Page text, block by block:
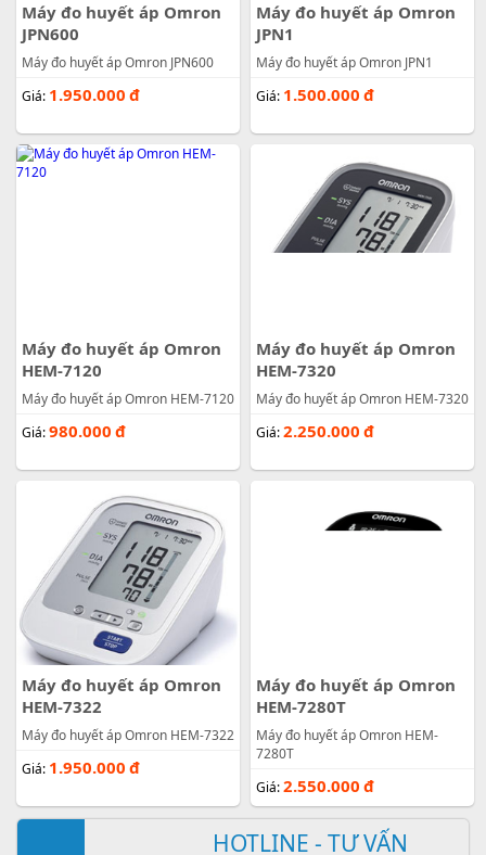
HOTLINE - TƯ VẤN
Máy đo huyết áp Omron
JPN600
Máy đo huyết áp Omron JPN600
Giá: 1.950.000 đ
Máy đo huyết áp Omron
JPN1
Máy đo huyết áp Omron JPN1
Giá: 1.500.000 đ
Máy đo huyết áp Omron
HEM-7120
Máy đo huyết áp Omron HEM-7120
Giá:980.000 đ
Máy đo huyết áp Omron
HEM-7320
Máy đo huyết áp Omron HEM-7320
Giá:2.250.000 đ
Máy đo huyết áp Omron
HEM-7322
Máy đo huyết áp Omron HEM-7322
Giá: 1.950.000 đ
Máy đo huyết áp Omron
HEM-7280T
Máy đo huyết áp Omron HEM-
7280T
Giá:2.550.000 đ